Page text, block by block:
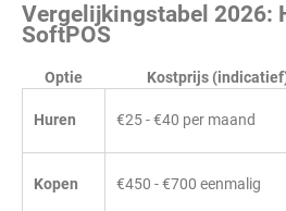
Vergelijkingstabel 2026:
SoftPOS
Optie Kostprijs
Huren €25 - €40 per maand
Kopen €450 - €700 eenmalig